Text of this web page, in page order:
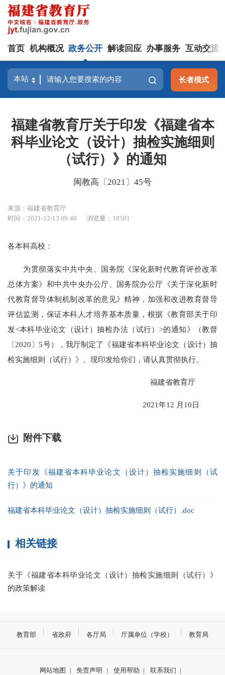
首页 机构概况 政务公开 解读回应 办事服务 互动交流
长者模式
福建省教育厅关于印发《福建省本
科毕业论文（设计）抽检实施细则
（试行）》的通知
闽教高〔2021〕45号
来源：福建省教育厅
时间：2021-12-13 09:40
浏览量：18501
各本科高校：
为贯彻落实中共中央、国务院《深化新时代教育评价改革
总体方案》和中共中央办公厅、国务院办公厅《关于深化新时
代教育督导体制机制改革的意见》精神，加强和改进教育督导
评估监测，保证本科人才培养基本质量，根据《教育部关于印
发<本科毕业论文（设计）抽检办法（试行）>的通知》（教督
〔2020〕5号），我厅制定了《福建省本科毕业论文（设计）抽
检实施细则（试行）》。现印发给你们，请认真贯彻执行。
福建省教育厅
2021年12 月10日
附件下载
关于印发《福建省本科毕业论文（设计）抽检实施细则（试
行）》的通知
福建省本科毕业论文（设计）抽检实施细则（试行）.doc
相关链接
关于《福建省本科毕业论文（设计）抽检实施细则（试行）》
的政策解读
教育部 省政府 各厅局 厅属单位（学校） 教育局
网站地图 | 免责声明 | 使用帮助 | 联系我们 |